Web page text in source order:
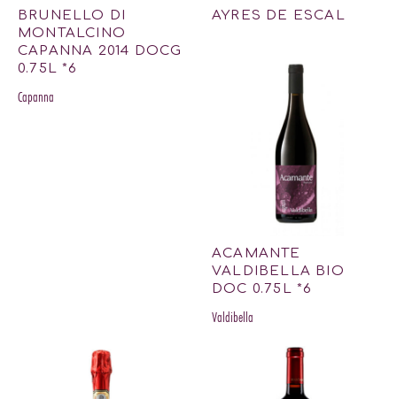
BRUNELLO DI
MONTALCINO
CAPANNA 2014 DOCG
0.75L *6
Capanna
AYRES DE ESCAL
ACAMANTE
VALDIBELLA BIO
DOC 0.75L *6
Valdibella